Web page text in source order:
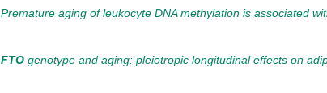
Premature aging of leukocyte DNA methylation is associated
FTO genotype and aging: pleiotropic longitudinal effects on